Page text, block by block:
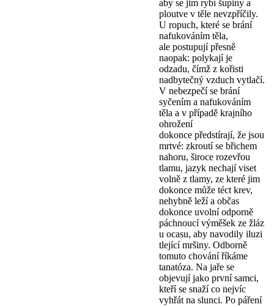
aby se jim rybí šupiny a
ploutve v těle nevzpříčily.
U ropuch, které se brání
nafukováním těla,
ale postupují přesně
naopak: polykají je
odzadu, čímž z kořisti
nadbytečný vzduch vytlačí.
V nebezpečí se brání
syčením a nafukováním
těla a v případě krajního
ohrožení
dokonce předstírají, že jsou
mrtvé: zkroutí se břichem
nahoru, široce rozevřou
tlamu, jazyk nechají viset
volně z tlamy, ze které jim
dokonce může téct krev,
nehybně leží a občas
dokonce uvolní odporně
páchnoucí výměšek ze žláz
u ocasu, aby navodily iluzi
tlející mršiny. Odborně
tomuto chování říkáme
tanatóza. Na jaře se
objevují jako první samci,
kteří se snaží co nejvíc
vyhřát na slunci. Po páření